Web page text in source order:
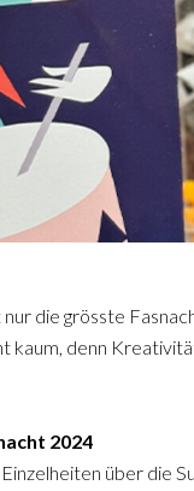
die grösste
denn
2024
über die